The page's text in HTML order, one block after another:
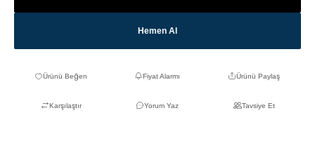
Hemen Al
Fiyat Alarmı Ürünü Paylaş
Karşılaştır Yorum Yaz Tavsiye Et